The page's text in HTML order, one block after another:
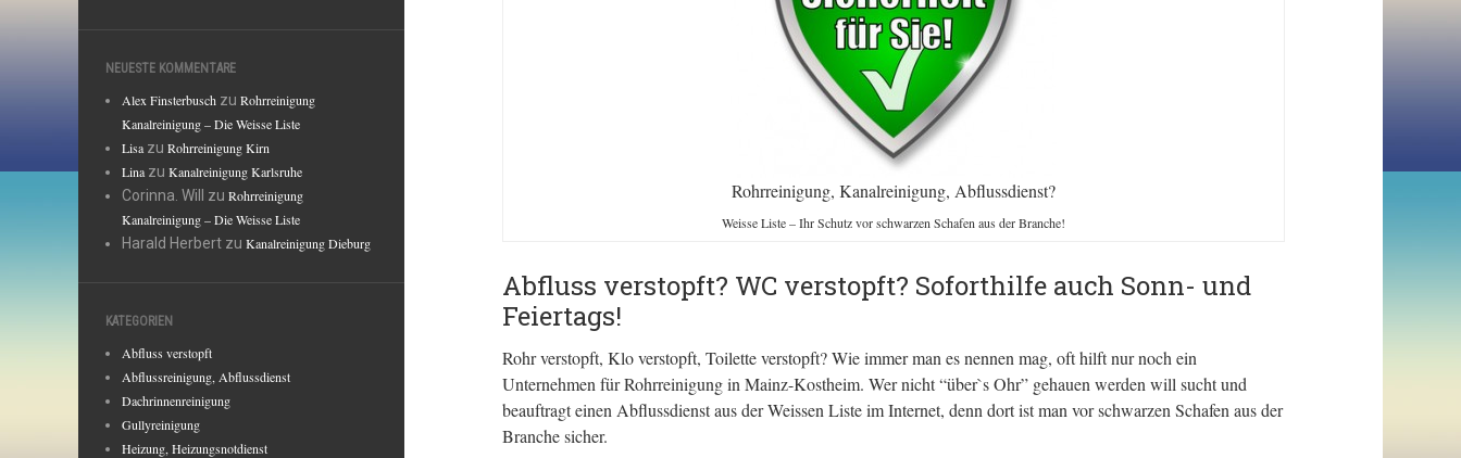
NEUESTE KOMMENTARE
Alex Finsterbusch zu Rohrreinigung
Kanalreinigung – Die Weisse Liste
Lisa zu Rohrreinigung Kirn
Lina zu Kanalreinigung Karlsruhe
Corinna. Will
zu Rohrreinigung
Kanalreinigung – Die Weisse Liste
Harald Herbert zu Kanalreinigung Dieburg
KATEGORIEN
Abfluss verstopft
Abflussreinigung, Abflussdienst
Dachrinnenreinigung
Gullyreinigung
Heizung, Heizungsnotdienst
Rohrreinigung, Kanalreinigung, Abflussdienst?
Weisse Liste – Ihr Schutz vor schwarzen Schafen aus der Branche!
Abfluss verstopft? WC verstopft? Soforthilfe auch Sonn- und
Feiertags!
Rohr verstopft, Klo verstopft, Toilette verstopft? Wie immer man es nennen mag, oft hilft nur noch ein
Unternehmen für Rohrreinigung in Mainz-Kostheim. Wer nicht “über`s Ohr” gehauen werden will sucht und
beauftragt einen Abflussdienst aus der Weissen Liste im Internet, denn dort ist man vor schwarzen Schafen aus der
Branche sicher.